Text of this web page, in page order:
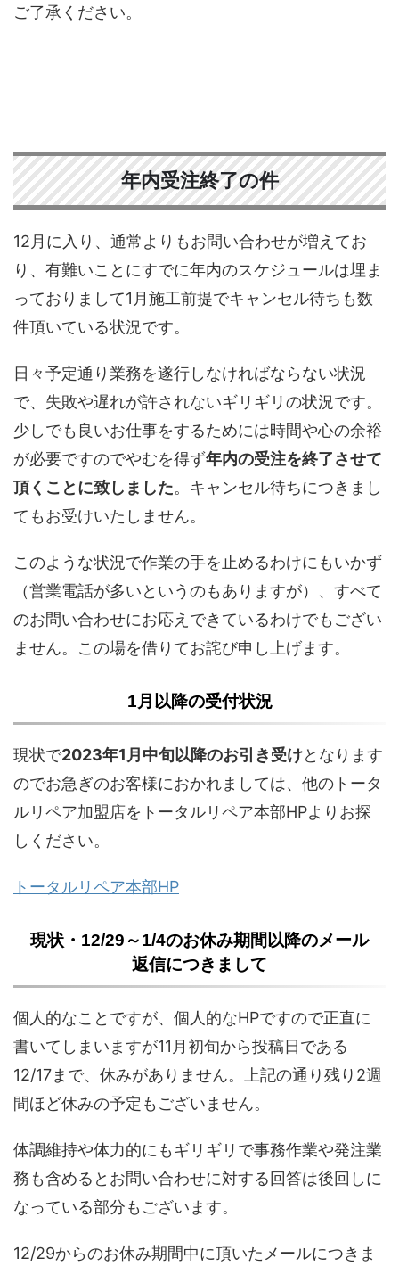
ご了承ください。
年内受注終了の件
12月に入り、通常よりもお問い合わせが増えてお
り、有難いことにすでに年内のスケジュールは埋ま
っておりまして1月施工前提でキャンセル待ちも数
件頂いている状況です。
日々予定通り業務を遂行しなければならない状況
で、失敗や遅れが許されないギリギリの状況です。
少しでも良いお仕事をするためには時間や心の余裕
が必要ですのでやむを得ず年内の受注を終了させて
頂くことに致しました。キャンセル待ちにつきまし
てもお受けいたしません。
このような状況で作業の手を止めるわけにもいかず
（営業電話が多いというのもありますが）、すべて
のお問い合わせにお応えできているわけでもござい
ません。この場を借りてお詫び申し上げます。
1月以降の受付状況
現状で2023年1月中旬以降のお引き受けとなります
のでお急ぎのお客様におかれましては、他のトータ
ルリペア加盟店をトータルリペア本部HPよりお探
しください。
トータルリペア本部HP
現状・12/29～1/4のお休み期間以降のメール
返信につきまして
個人的なことですが、個人的なHPですので正直に
書いてしまいますが11月初旬から投稿日である
12/17まで、休みがありません。上記の通り残り2週
間ほど休みの予定もございません。
体調維持や体力的にもギリギリで事務作業や発注業
務も含めるとお問い合わせに対する回答は後回しに
なっている部分もございます。
12/29からのお休み期間中に頂いたメールにつきま